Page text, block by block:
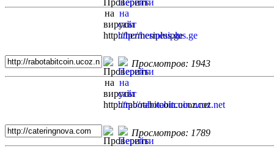
Просмотров: 1943
Просмотров: 1789